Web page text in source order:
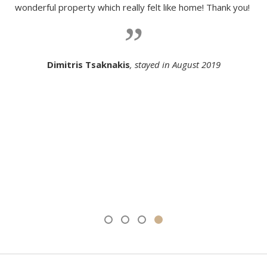
wonderful property which really felt like home! Thank you!
Dimitris Tsaknakis, stayed in August 2019